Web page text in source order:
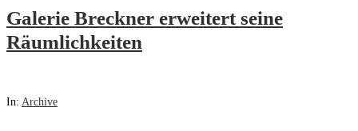
Galerie Breckner erweitert seine
Räumlichkeiten
In: Archive